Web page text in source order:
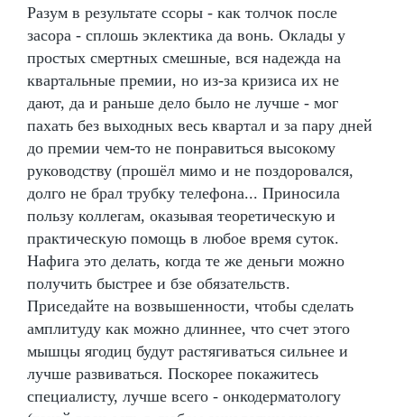
Разум в результате ссоры - как толчок после
засора - сплошь эклектика да вонь. Оклады у
простых смертных смешные, вся надежда на
квартальные премии, но из-за кризиса их не
дают, да и раньше дело было не лучше - мог
пахать без выходных весь квартал и за пару дней
до премии чем-то не понравиться высокому
руководству (прошёл мимо и не поздоровался,
долго не брал трубку телефона... Приносила
пользу коллегам, оказывая теоретическую и
практическую помощь в любое время суток.
Нафига это делать, когда те же деньги можно
получить быстрее и бзе обязательств.
Приседайте на возвышенности, чтобы сделать
амплитуду как можно длиннее, что счет этого
мышцы ягодиц будут растягиваться сильнее и
лучше развиваться. Поскорее покажитесь
специалисту, лучше всего - онкодерматологу